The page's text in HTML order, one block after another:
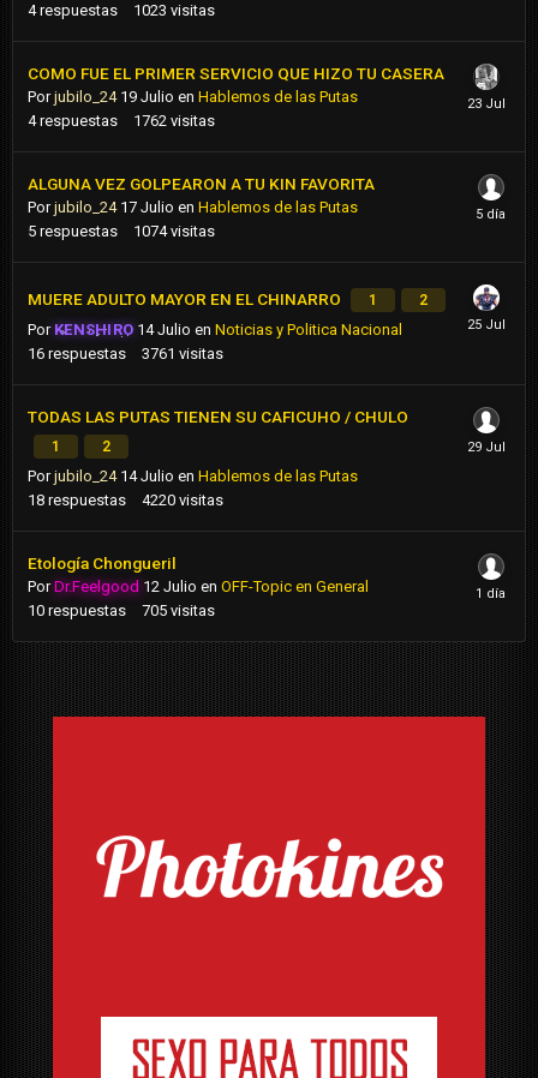
4 respuestas 1023 visitas
COMO FUE EL PRIMER SERVICIO QUE HIZO TU CASERA
Porjubilo_24 19 Julio en Hablemos de las Putas
4 respuestas 1762 visitas
ALGUNA VEZ GOLPEARON A TU KIN FAVORITA
Porjubilo_24 17 Julio en Hablemos de las Putas
5 respuestas 1074 visitas
MUERE ADULTO MAYOR EN EL CHINARRO 1 2
Por KENSHIRO 14 Julio enNoticias y Politica Nacional
16 respuestas 3761 visitas
TODAS LAS PUTAS TIENEN SU CAFICUHO / CHULO
1 2
Porjubilo_24 14 Julio en Hablemos de las Putas
18 respuestas 4220 visitas
Etología Chongueril
PorDr.Feelgood 12 Julio en OFF-Topic en General
10 respuestas 705 visitas